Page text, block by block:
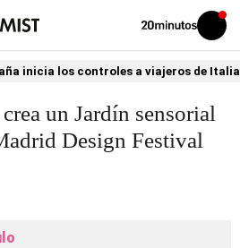
Volver
Iniciar
sesión
inicia los controles a viajeros de
un Jardín sensorial
Design Festival